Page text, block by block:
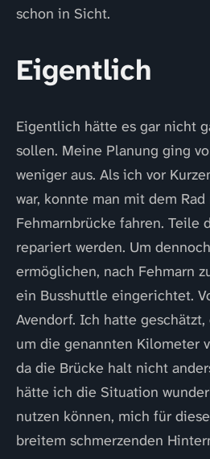
schon in Sicht.
Eigentlich
Eigentlich hätte es gar nicht
sollen. Meine Planung ging
weniger aus. Als ich vor
war, konnte man mit dem
Fehmarnbrücke fahren. Teile
repariert werden. Um
ermöglichen, nach Fehmarn
ein Busshuttle eingerichtet.
Avendorf. Ich hatte
um die genannten Kilometer
da die Brücke halt nicht
hätte ich die Situation
nutzen können, mich für
breitem schmerzenden